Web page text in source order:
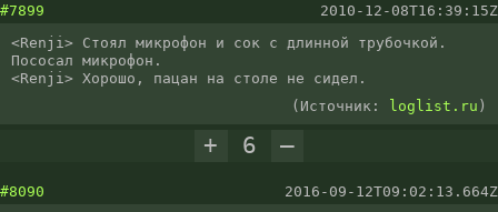
#7899
2010-12-08T16:39:15Z
<Renji> Стоял микрофон и сок с длинной трубочкой.
Пососал микрофон.
<Renji> Хорошо, пацан на столе не сидел.
(Источник:
loglist.ru )
+ 6 –
#8090
2016-09-12T09:02:13.664Z